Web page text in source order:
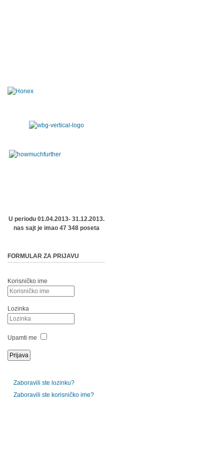
U periodu 01.04.2013- 31.12.2013.
nas sajt je imao 47 348 poseta
FORMULAR ZA PRIJAVU
Korisničko ime
Lozinka
Upamti me
Zaboravili ste lozinku?
Zaboravili ste korisničko ime?